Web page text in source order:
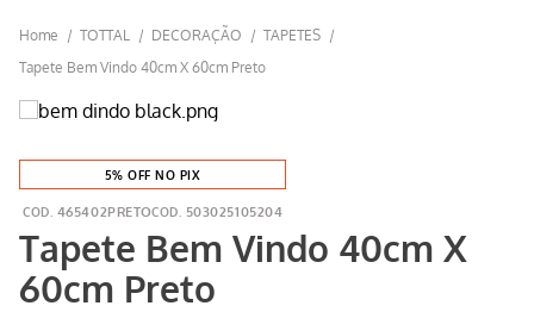
TOTTAL DECORAÇÃO
TAPETES
Tapete Bem Vindo 40cm X 60cm Preto
5% OFF NO PIX
465402PRETO 503025105204
Tapete Bem Vindo 40cm X
60cm Preto